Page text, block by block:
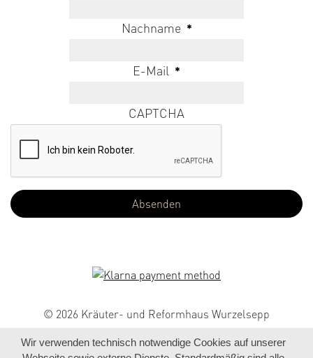
Nachname *
E-Mail *
CAPTCHA
© 2026 Kräuter- und Reformhaus Wurzelsepp
Wir verwenden technisch notwendige Cookies auf unserer